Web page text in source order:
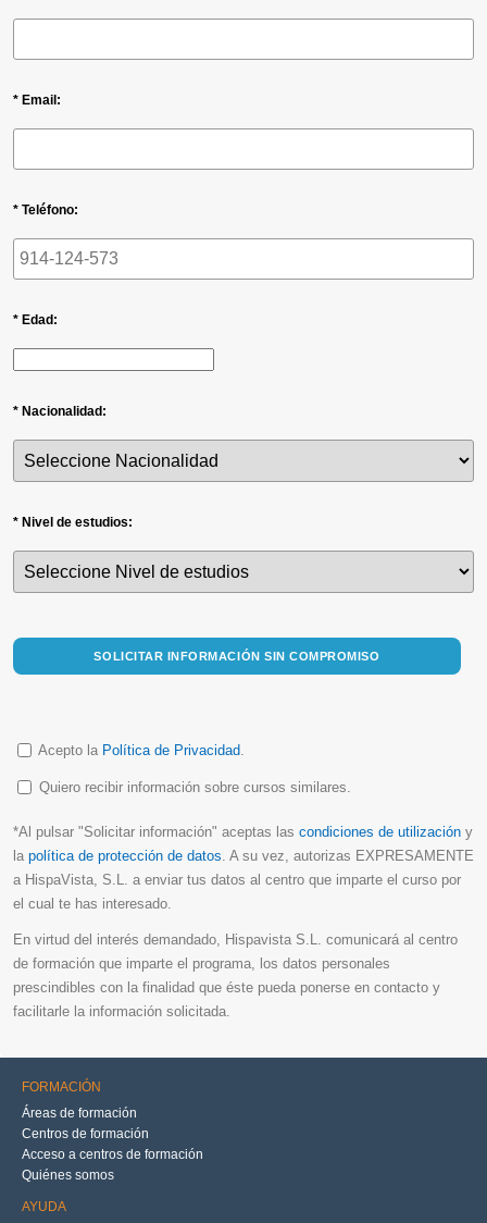
* Email:
* Teléfono:
* Edad:
* Nacionalidad:
* Nivel de estudios:
SOLICITAR INFORMACIÓN SIN COMPROMISO
Acepto la Política de Privacidad.
Quiero recibir información sobre cursos similares.
*Al pulsar "Solicitar información" aceptas las condiciones de utilización y
la política de protección de datos. A su vez, autorizas EXPRESAMENTE
a HispaVista, S.L. a enviar tus datos al centro que imparte el curso por
el cual te has interesado.
En virtud del interés demandado, Hispavista S.L. comunicará al centro
de formación que imparte el programa, los datos personales
prescindibles con la finalidad que éste pueda ponerse en contacto y
facilitarle la información solicitada.
FORMACIÓN
Áreas de formación
Centros de formación
Acceso a centros de formación
Quiénes somos
AYUDA